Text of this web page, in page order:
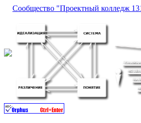
Сообщество "Проектный колледж